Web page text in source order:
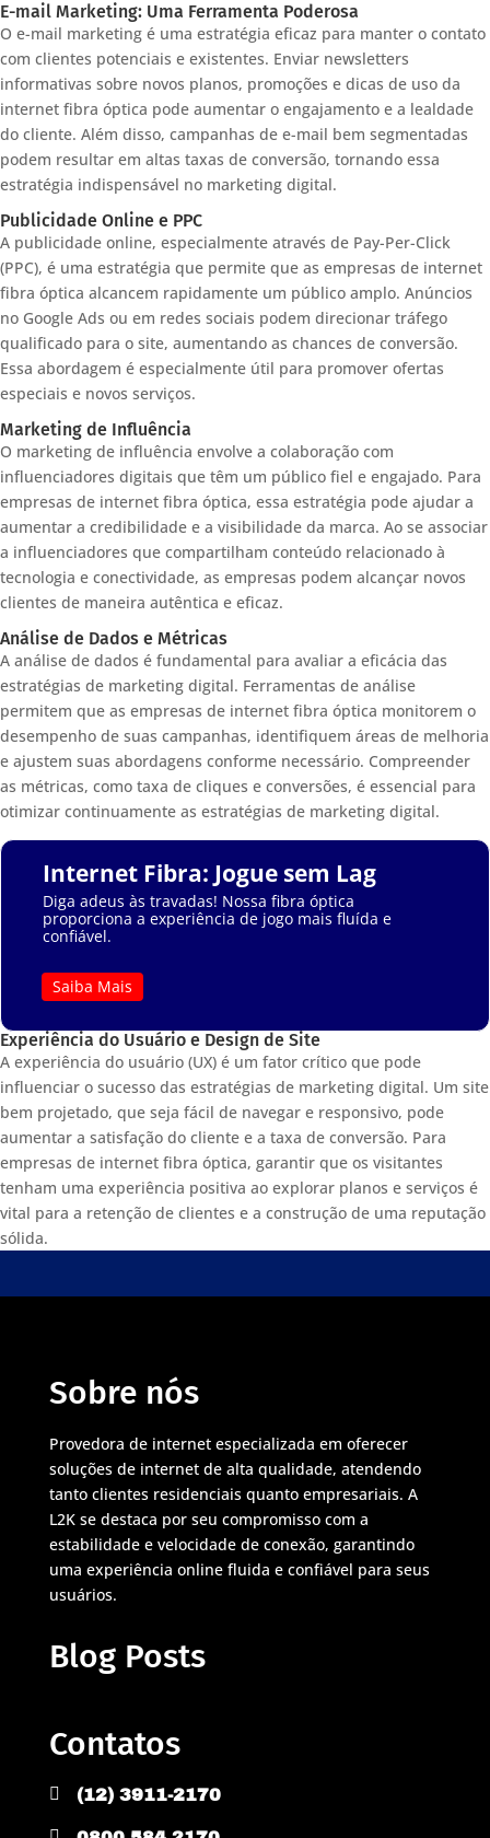
E-mail Marketing: Uma Ferramenta Poderosa
O e-mail marketing é uma estratégia eficaz para manter o contato
com clientes potenciais e existentes. Enviar newsletters
informativas sobre novos planos, promoções e dicas de uso da
internet fibra óptica pode aumentar o engajamento e a lealdade
do cliente. Além disso, campanhas de e-mail bem segmentadas
podem resultar em altas taxas de conversão, tornando essa
estratégia indispensável no marketing digital.
Publicidade Online e PPC
A publicidade online, especialmente através de Pay-Per-Click
(PPC), é uma estratégia que permite que as empresas de internet
fibra óptica alcancem rapidamente um público amplo. Anúncios
no Google Ads ou em redes sociais podem direcionar tráfego
qualificado para o site, aumentando as chances de conversão.
Essa abordagem é especialmente útil para promover ofertas
especiais e novos serviços.
Marketing de Influência
O marketing de influência envolve a colaboração com
influenciadores digitais que têm um público fiel e engajado. Para
empresas de internet fibra óptica, essa estratégia pode ajudar a
aumentar a credibilidade e a visibilidade da marca. Ao se associar
a influenciadores que compartilham conteúdo relacionado à
tecnologia e conectividade, as empresas podem alcançar novos
clientes de maneira autêntica e eficaz.
Análise de Dados e Métricas
A análise de dados é fundamental para avaliar a eficácia das
estratégias de marketing digital. Ferramentas de análise
permitem que as empresas de internet fibra óptica monitorem o
desempenho de suas campanhas, identifiquem áreas de melhoria
e ajustem suas abordagens conforme necessário. Compreender
as métricas, como taxa de cliques e conversões, é essencial para
otimizar continuamente as estratégias de marketing digital.
Internet Fibra: Jogue sem Lag
Diga adeus às travadas! Nossa fibra óptica
proporciona a experiência de jogo mais fluída e
confiável.
Saiba Mais
Experiência do Usuário e Design de Site
A experiência do usuário (UX) é um fator crítico que pode
influenciar o sucesso das estratégias de marketing digital. Um site
bem projetado, que seja fácil de navegar e responsivo, pode
aumentar a satisfação do cliente e a taxa de conversão. Para
empresas de internet fibra óptica, garantir que os visitantes
tenham uma experiência positiva ao explorar planos e serviços é
vital para a retenção de clientes e a construção de uma reputação
sólida.
Sobre nós
Provedora de internet especializada em oferecer
soluções de internet de alta qualidade, atendendo
tanto clientes residenciais quanto empresariais. A
L2K se destaca por seu compromisso com a
estabilidade e velocidade de conexão, garantindo
uma experiência online fluida e confiável para seus
usuários.
Blog Posts
Contatos
 (12) 3911-2170